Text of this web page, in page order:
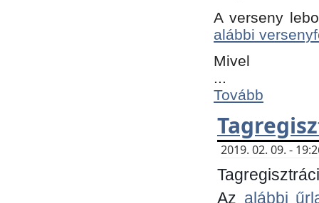
A verseny
alábbi
Mivel
...
Tovább
2019. 02. 09. -
Az alábbi